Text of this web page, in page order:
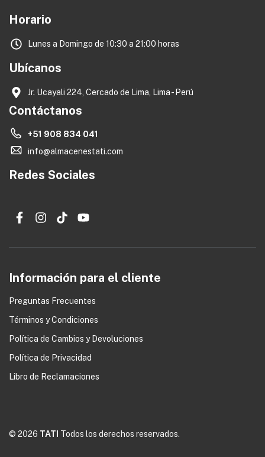
Horario
Lunes a Domingo de 10:30 a 21:00 horas
Ubícanos
Jr. Ucayali 224, Cercado de Lima, Lima - Perú
Contáctanos
+51 908 834 041
info@almacenestati.com
Redes Sociales
Información para el cliente
Preguntas Frecuentes
Términos y Condiciones
Política de Cambios y Devoluciones
Política de Privacidad
Libro de Reclamaciones
© 2026 TATI Todos los derechos reservados.